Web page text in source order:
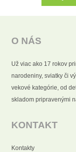
O NÁS
Už viac ako 17 rokov
narodeniny, sviatky či
vekové kategórie, od
skladom pripravenými
KONTAKT
Kontakty